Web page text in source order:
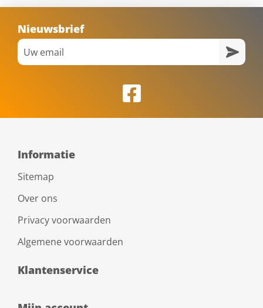
Nieuwsbrief
Informatie
Sitemap
Over ons
Privacy voorwaarden
Algemene voorwaarden
Klantenservice